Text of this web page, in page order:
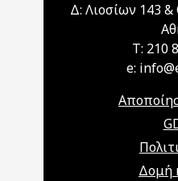
Δ: Λιοσίων 143 &
T: 210
e:
Δομή